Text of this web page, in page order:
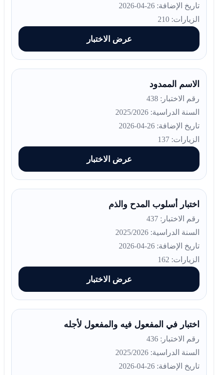
تاريخ الإضافة: 26-04-2026
الزيارات: 210
عرض الاختبار
الاسم الممدود
رقم الاختبار: 438
السنة الدراسية: 2025/2026
تاريخ الإضافة: 26-04-2026
الزيارات: 137
عرض الاختبار
اختبار أسلوب المدح والذم
رقم الاختبار: 437
السنة الدراسية: 2025/2026
تاريخ الإضافة: 26-04-2026
الزيارات: 162
عرض الاختبار
اختبار في المفعول فيه والمفعول لأجله
رقم الاختبار: 436
السنة الدراسية: 2025/2026
تاريخ الإضافة: 26-04-2026